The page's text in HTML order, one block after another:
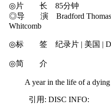
◎片 长 85分钟
◎导 演 Bradford
Whitcomb
◎标 签 纪录片 | 美国 |
◎简 介
A year in the life of a dying
引用: DISC INFO: